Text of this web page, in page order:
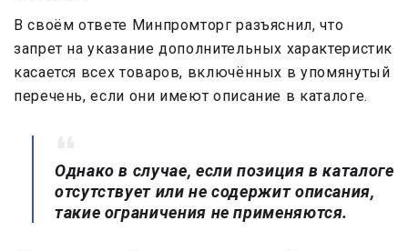
В своём ответе Минпромторг разъяснил, что
запрет на указание дополнительных характеристик
касается всех товаров, включённых в упомянутый
перечень, если они имеют описание в каталоге.
Однако в случае, если позиция в каталоге
отсутствует или не содержит описания,
такие ограничения не применяются.